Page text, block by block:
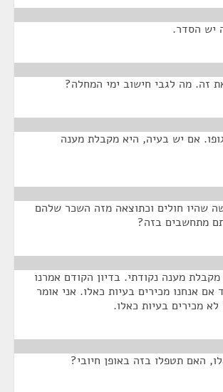
יש הסדר.
זה. מה לגבי חישוב ימי המחלה?
אם יש בעיה, היא מקבלת מענה
שהיו חולים וכתוצאה מזה השכר שלהם
מתחשבים בזה?
מענה נקודתי. בדיון הקודם אמרנו
אם אנחנו מכירים בעיות כאלו. אני אומר
מכירים בעיות כאלו.
האם תטפלו בזה באופן חיובי?